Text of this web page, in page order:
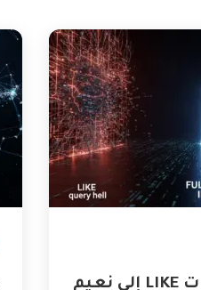
من جحيم استعلامات LIKE إلى نعيم